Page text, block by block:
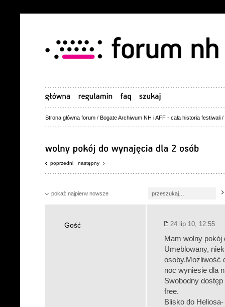
Strona główna forum / Bogate Archiwum NH i AFF - cała historia festiwali /
poprzedni następny
pokaż najpierw nowsze
Gość 24 lip 10, 12:55
Mam wolny
Umeblowany,
osoby.Możliwość
noc wyniesie dla
Swobodny
free.
Blisko do